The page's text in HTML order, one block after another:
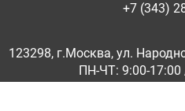
+7 (343)
123298, г.Москва, ул.
ПН-ЧТ: 9:00-